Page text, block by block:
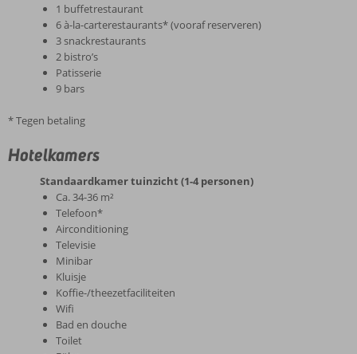
1 buffetrestaurant
6 à-la-carterestaurants* (vooraf reserveren)
3 snackrestaurants
2 bistro’s
Patisserie
9 bars
* Tegen betaling
Hotelkamers
Standaardkamer tuinzicht (1-4 personen)
Ca. 34-36 m²
Telefoon*
Airconditioning
Televisie
Minibar
Kluisje
Koffie-/theezetfaciliteiten
Wifi
Bad en douche
Toilet